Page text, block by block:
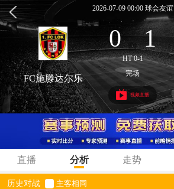
2026-07-09 00:00 球会友谊
0 : 1
HT 0-1
FC施滕达尔乐 完场
视频直播
直播 分析 走势
历史对战 主客相同